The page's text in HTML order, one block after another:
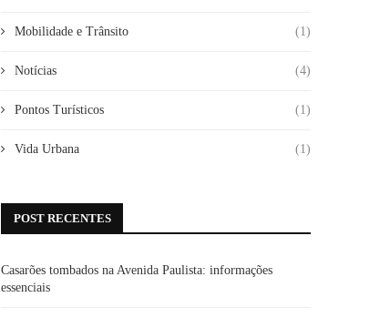
Mobilidade e Trânsito (1)
Notícias (4)
Pontos Turísticos (1)
Vida Urbana (1)
POST RECENTES
Casarões tombados na Avenida Paulista: informações
essenciais